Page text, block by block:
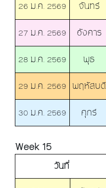
26 ม.ค. 2569
จันทร์
27 ม.ค. 2569
อังคาร
28 ม.ค. 2569
พุธ
29 ม.ค. 2569 พฤหัสบดี
30 ม.ค. 2569
ศุกร์
Week 15
วันที่